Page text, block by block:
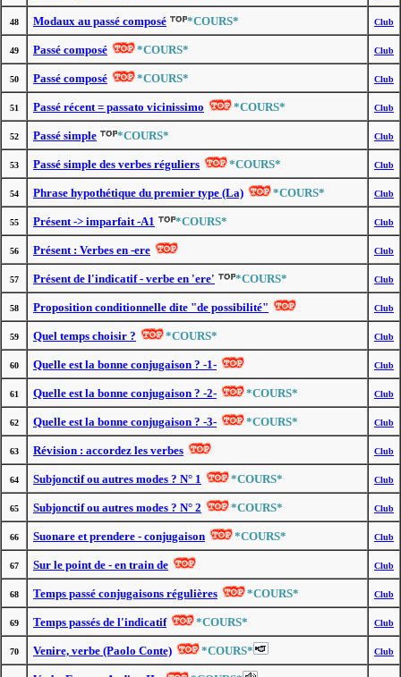
48 Modaux au passé composé *COURS* Club
49 Passé composé *COURS* Club
50 Passé composé *COURS* Club
51 Passé récent = passato vicinissimo *COURS* Club
52 Passé simple *COURS* Club
53 Passé simple des verbes réguliers *COURS* Club
54 Phrase hypothétique du premier type (La) *COURS* Club
55 Présent -> imparfait -A1 *COURS* Club
56 Présent : Verbes en -ere Club
57 Présent de l'indicatif - verbe en 'ere' *COURS* Club
58 Proposition conditionnelle dite "de possibilité" Club
59 Quel temps choisir ? *COURS* Club
60 Quelle est la bonne conjugaison ? -1- Club
61 Quelle est la bonne conjugaison ? -2- *COURS* Club
62 Quelle est la bonne conjugaison ? -3- *COURS* Club
63 Révision : accordez les verbes Club
64 Subjonctif ou autres modes ? N° 1 *COURS* Club
65 Subjonctif ou autres modes ? N° 2 *COURS* Club
66 Suonare et prendere - conjugaison *COURS* Club
67 Sur le point de - en train de Club
68 Temps passé conjugaisons régulières *COURS* Club
69 Temps passés de l'indicatif *COURS* Club
70 Venire, verbe (Paolo Conte) *COURS* Club